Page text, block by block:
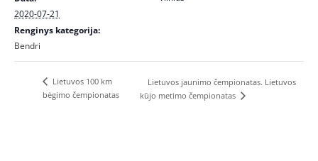
2020-07-21
Renginys kategorija:
Bendri
Lietuvos 100 km
bėgimo čempionatas
Lietuvos jaunimo čempionatas. Lietuvos
kūjo metimo čempionatas